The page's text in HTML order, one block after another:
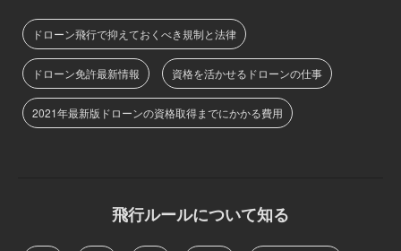
ドローン飛行で抑えておくべき規制と法律
ドローン免許最新情報 資格を活かせるドローンの仕事
2021年最新版ドローンの資格取得までにかかる費用
飛行ルールについて知る